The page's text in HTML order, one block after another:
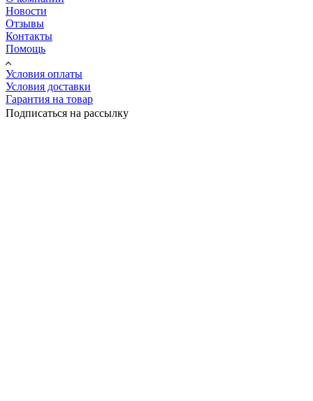
Новости
Отзывы
Контакты
Помощь
Условия оплаты
Условия доставки
Гарантия на товар
Подписаться на рассылку